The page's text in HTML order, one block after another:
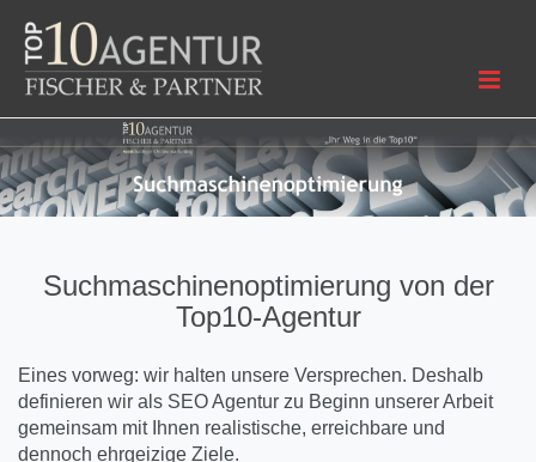
Suchmaschinenoptimierung von der
Top10-Agentur
Eines vorweg: wir halten unsere Versprechen. Deshalb
definieren wir als SEO Agentur zu Beginn unserer Arbeit
gemeinsam mit Ihnen realistische, erreichbare und
dennoch ehrgeizige Ziele.